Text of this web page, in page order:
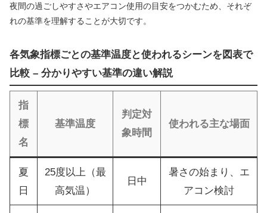
夜間の過ごしやすさやエアコン使用の目安をつかむため、それぞ
れの基準を理解することが大切です。
各気象指標ごとの基準温度と使われるシーンを図表で
比較 – 分かりやすい基準の違い解説
指
標
名
基準温度
判定対
象時間
使われる主な場面
夏
日
25度以上（最
高気温）
日中
暑さの始まり、エ
アコン検討